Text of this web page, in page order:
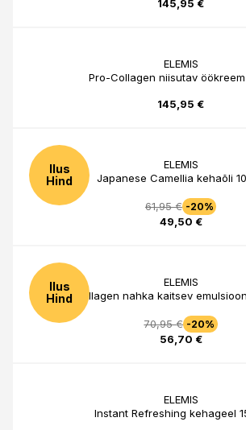
145,95 €
ELEMIS
Pro-Collagen niisutav
145,95 €
Ilus
Hind
ELEMIS
Japanese Camellia kehaõli
61,95 € -20%
49,50 €
Ilus
Hind
ELEMIS
Pro-Collagen nahka kaitsev
70,95 € -20%
56,70 €
ELEMIS
Instant Refreshing kehageel